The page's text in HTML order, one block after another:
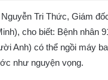
Tri Thức, Giám
cho biết: Bệnh nhân
Anh) có thể ngồi máy
như nguyện vọng.